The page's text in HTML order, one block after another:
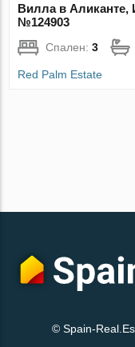
Вилла в Аликанте,
№124903
Спален:3
Red Palm Estate
© Spain-